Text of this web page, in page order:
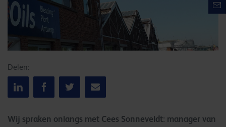
Delen:
Wij spraken onlangs met Cees Sonneveldt: manager van